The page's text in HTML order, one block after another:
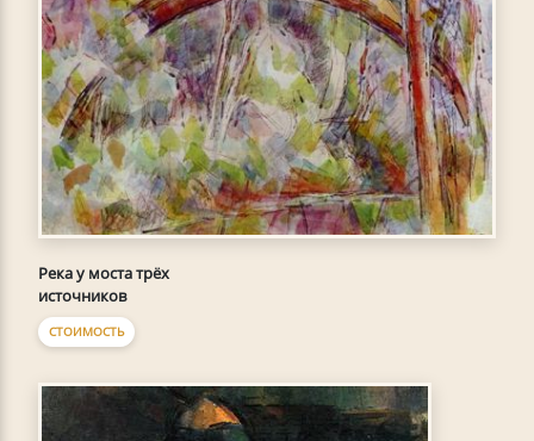
Река у моста трёх
источников
СТОИМОСТЬ